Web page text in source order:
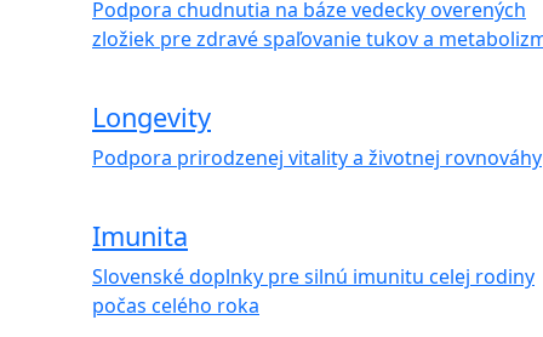
Podpora chudnutia na báze vedecky overených
zložiek pre zdravé spaľovanie tukov a
Longevity
Podpora prirodzenej vitality a životnej rovnováhy
Imunita
Slovenské doplnky pre silnú imunitu celej rodiny
počas celého roka